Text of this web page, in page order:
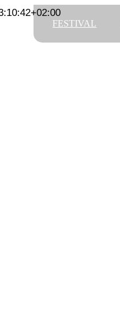
FESTIVAL